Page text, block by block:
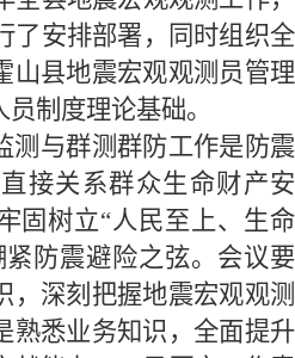
了安排部署，同时组织全
山县地震宏观观测员管理
制度理论基础。
测与群测群防工作是防震
接关系群众生命财产安
固树立“人民至上、生命
防震避险之弦。会议要
，深刻把握地震宏观观测
熟悉业务知识，全面提升